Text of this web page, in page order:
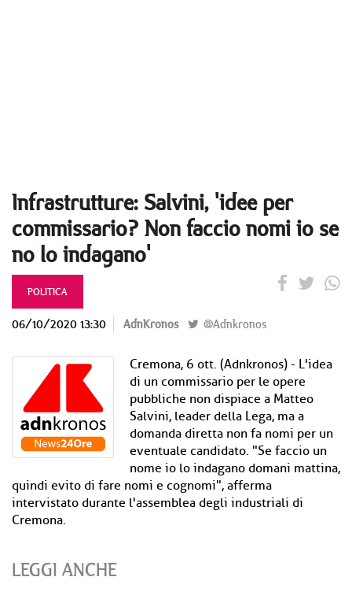
Infrastrutture: Salvini, 'idee per
commissario? Non faccio nomi io se
no lo indagano'
POLITICA
06/10/2020 13:30 AdnKronos @Adnkronos
Cremona, 6 ott. (Adnkronos) - L'idea
di un commissario per le opere
pubbliche non dispiace a Matteo
Salvini, leader della Lega, ma a
domanda diretta non fa nomi per un
eventuale candidato. "Se faccio un
nome io lo indagano domani mattina,
quindi evito di fare nomi e cognomi", afferma
intervistato durante l'assemblea degli industriali di
Cremona.
LEGGI ANCHE